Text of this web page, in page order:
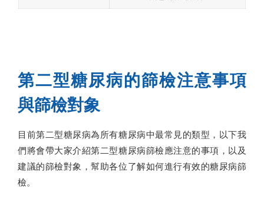
第二型糖尿病的篩檢注意事項
與篩檢對象
目前第二型糖尿病為所有糖尿病中最常見的類型，以下我
們將會帶大家介紹第二型糖尿病篩檢應注意的事項，以及
建議的篩檢對象，幫助各位了解如何進行有效的糖尿病篩
檢。